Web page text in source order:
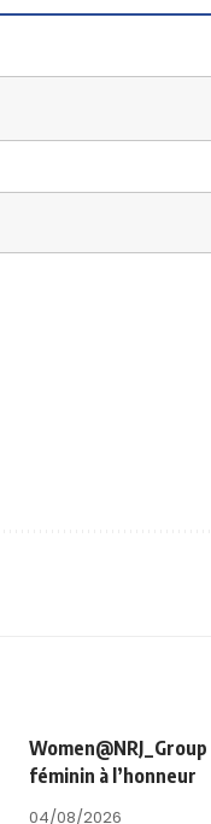
féminin à l’honneur
04/08/2026